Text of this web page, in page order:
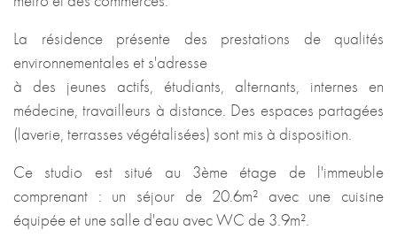
La résidence présente des prestations de qualités
environnementales et s'adresse
à des jeunes actifs, étudiants, alternants, internes en
médecine, travailleurs à distance. Des espaces partagées
(laverie, terrasses végétalisées) sont mis à disposition.
Ce studio est situé au 3ème étage de l'immeuble
comprenant : un séjour de 20.6m² avec une cuisine
équipée et une salle d'eau avec WC de 3.9m².